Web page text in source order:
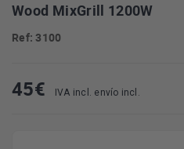
Wood MixGrill 1200W
Ref: 3100
45€ IVA incl. envío incl.